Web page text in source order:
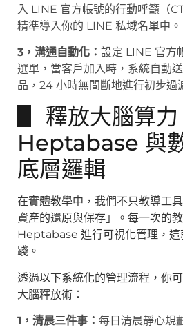
入 LINE 官方帳號的行動呼籲（
精準導入你的 LINE 私域名單中。
3，溝通自動化： 設定 LINE 官方
選單，當客戶加入時，系統自動
品，24 小時無間斷地進行初步過
▋ 釋放大腦算力
Heptabase 與
底層邏輯
在實體教學中，我們不只教導工
資產的還原與保存」。每一次的
Heptabase 進行可視化管理，
踐。
透過以下系統化的管理流程，你
大腦釋放術：
1，清晨三件事： 每日清晨靜心規